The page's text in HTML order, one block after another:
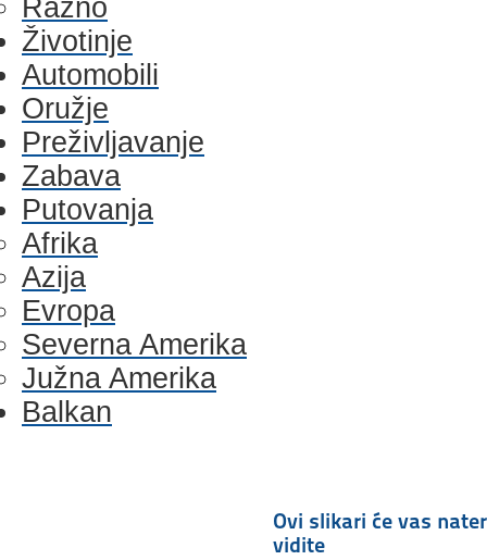
Razno
Životinje
Automobili
Oružje
Preživljavanje
Zabava
Putovanja
Afrika
Azija
Evropa
Severna Amerika
Južna Amerika
Balkan
Ovi slikari će vas
vidite